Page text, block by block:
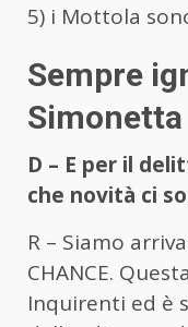
5) i Mottola
Sempre
Simonetta
D – E per il
che novità ci
R – Siamo
CHANCE.
Inquirenti ed è